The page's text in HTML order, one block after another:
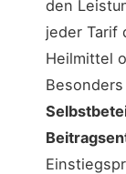
den
jeder Tarif
Heilmittel